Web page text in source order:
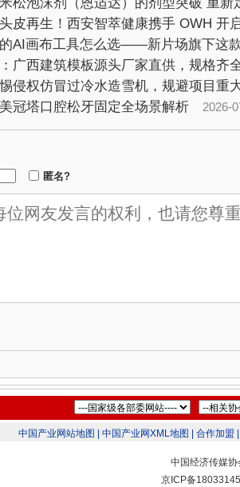
侵权仿冒过冷水造雪机，规避项目重
冠塔口腔松牙固定全场景解析
2026-07-
匿名?
中国产业网站地图 | 中国产业网XML地图 | 合作加盟 |
中国经济传媒
京ICP备